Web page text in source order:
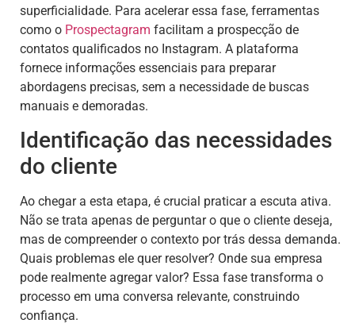
superficialidade. Para acelerar essa fase, ferramentas
como o Prospectagram facilitam a prospecção de
contatos qualificados no Instagram. A plataforma
fornece informações essenciais para preparar
abordagens precisas, sem a necessidade de buscas
manuais e demoradas.
Identificação das necessidades
do cliente
Ao chegar a esta etapa, é crucial praticar a escuta ativa.
Não se trata apenas de perguntar o que o cliente deseja,
mas de compreender o contexto por trás dessa demanda.
Quais problemas ele quer resolver? Onde sua empresa
pode realmente agregar valor? Essa fase transforma o
processo em uma conversa relevante, construindo
confiança.